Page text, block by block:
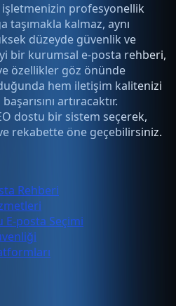
profesyonellik
taşımakla kalmaz, aynı
düzeyde güvenlik ve
bir kurumsal e-posta rehberi,
özellikler göz önünde
hem iletişim kalitenizi
artıracaktır.
dostu bir sistem seçerek,
rekabette öne geçebilirsiniz.
Rehberi
posta Seçimi